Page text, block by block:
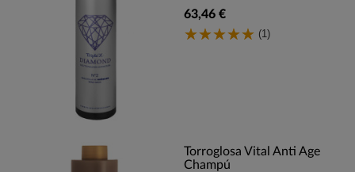
63,46 €
(1)
Torroglosa Vital Anti Age
Champú